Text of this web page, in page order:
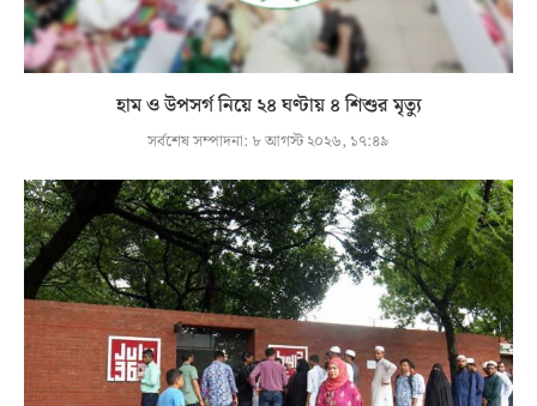
হাম ও উপসর্গ নিয়ে ২৪ ঘণ্টায় ৪ শিশুর মৃত্যু
সর্বশেষ সম্পাদনা: ৮ আগস্ট ২০২৬, ১৭:৪৯